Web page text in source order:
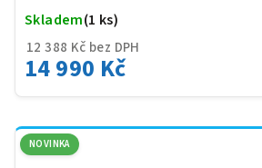
12 388 Kč bez DPH
14 990 Kč
Skladem(1 ks)
NOVINKA